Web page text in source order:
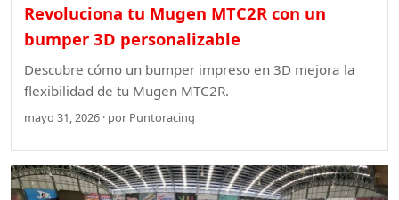
Revoluciona tu Mugen MTC2R con un
bumper 3D personalizable
Descubre cómo un bumper impreso en 3D mejora la
flexibilidad de tu Mugen MTC2R.
mayo 31, 2026 · por Puntoracing